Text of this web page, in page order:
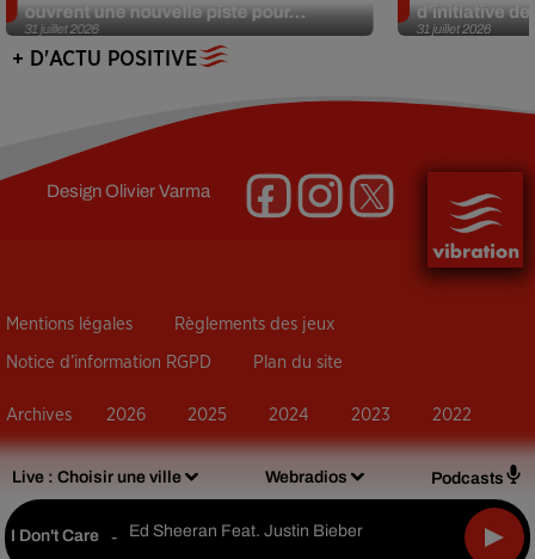
Live : Choisir une ville Webradios Podcasts
I Don't Care - Ed Sheeran Feat. Justin Bieber
31 juillet 2026
ouvrent une nouvelle piste pour...
31 juillet 2026
d’initiative
+ D'ACTU POSITIVE
DesignOlivier Varma
Mentions légales Règlements des jeux
Notice d’information RGPD Plan du site
Archives 2026 2025 2024 2023 2022